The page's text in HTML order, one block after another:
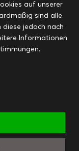
Kuchen und
&
Resteküche
auf unserer
sind alle
diese jedoch nach
Informationen